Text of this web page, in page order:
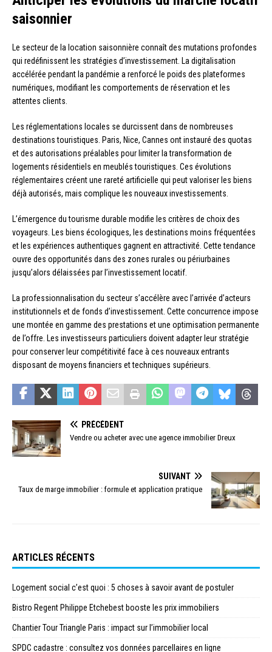
saisonnier
Le secteur de la location saisonnière connaît des mutations profondes
qui redéfinissent les stratégies d’investissement. La digitalisation
accélérée pendant la pandémie a renforcé le poids des plateformes
numériques, modifiant les comportements de réservation et les
attentes clients.
Les réglementations locales se durcissent dans de nombreuses
destinations touristiques. Paris, Nice, Cannes ont instauré des quotas
et des autorisations préalables pour limiter la transformation de
logements résidentiels en meublés touristiques. Ces évolutions
réglementaires créent une rareté artificielle qui peut valoriser les biens
déjà autorisés, mais complique les nouveaux investissements.
L’émergence du tourisme durable modifie les critères de choix des
voyageurs. Les biens écologiques, les destinations moins fréquentées
et les expériences authentiques gagnent en attractivité. Cette tendance
ouvre des opportunités dans des zones rurales ou périurbaines
jusqu’alors délaissées par l’investissement locatif.
La professionnalisation du secteur s’accélère avec l’arrivée d’acteurs
institutionnels et de fonds d’investissement. Cette concurrence impose
une montée en gamme des prestations et une optimisation permanente
de l’offre. Les investisseurs particuliers doivent adapter leur stratégie
pour conserver leur compétitivité face à ces nouveaux entrants
disposant de moyens financiers et techniques supérieurs.
PRÉCÉDENT
Vendre ou acheter avec une agence immobilier Dreux
SUIVANT
Taux de marge immobilier : formule et application pratique
ARTICLES RÉCENTS
Logement social c’est quoi : 5 choses à savoir avant de postuler
Bistro Regent Philippe Etchebest booste les prix immobiliers
Chantier Tour Triangle Paris : impact sur l’immobilier local
SPDC cadastre : consultez vos données parcellaires en ligne